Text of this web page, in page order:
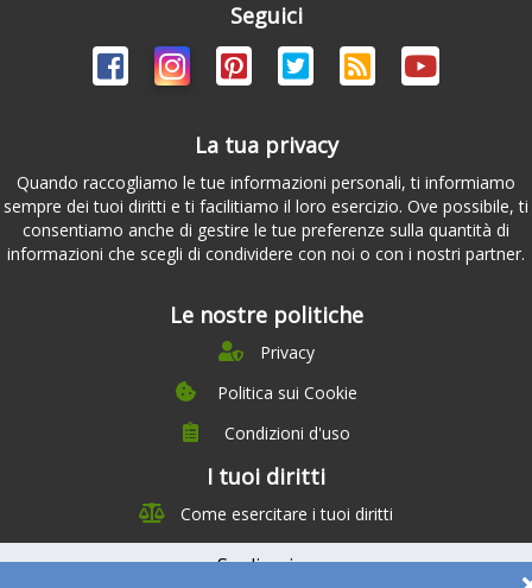
Seguici
La tua privacy
Quando raccogliamo le tue informazioni personali, ti informiamo
sempre dei tuoi diritti e ti facilitiamo il loro esercizio. Ove possibile, ti
consentiamo anche di gestire le tue preferenze sulla quantità di
informazioni che scegli di condividere con noi o con i nostri partner.
Le nostre politiche
Privacy
Politica sui Cookie
Condizioni d'uso
I tuoi diritti
Come esercitare i tuoi diritti
Su di noi
Management Team
Team Nutrizione
Testimonials